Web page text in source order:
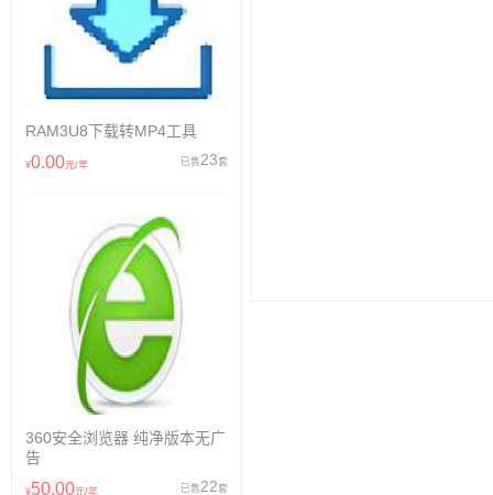
RAM3U8下载转MP4工具
¥0.00元/年 已售 23套
360安全浏览器 纯净版本无广
告
¥50.00元/年 已售 22套